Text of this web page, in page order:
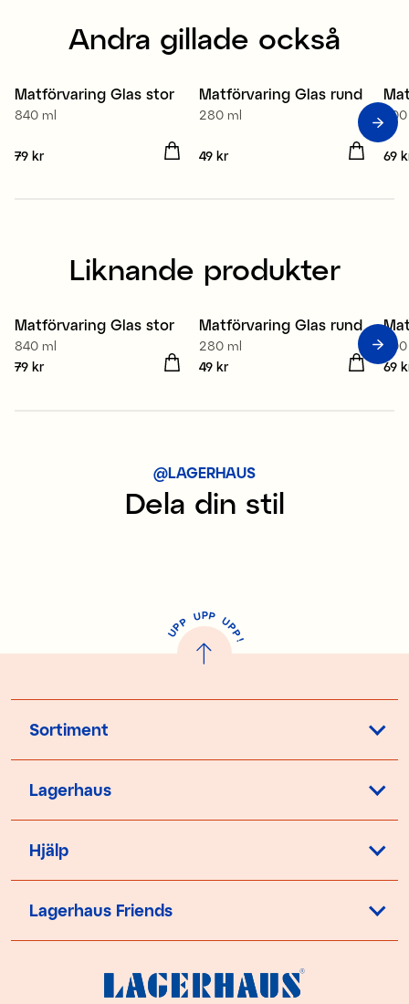
Andra gillade också
Matförvaring Glas stor
840 ml
Pris:
79 kr
Matförvaring Glas rund
280 ml
Pris:
49 kr Pris
69
Liknande produkter
Matförvaring Glas stor
840 ml
Pris:
79 kr
Matförvaring Glas rund
280 ml
Pris:
49 kr Pris
69
@LAGERHAUS
Dela din stil
U
P
P UPP UP
P
!
Sortiment
Lagerhaus
Hjälp
Lagerhaus Friends